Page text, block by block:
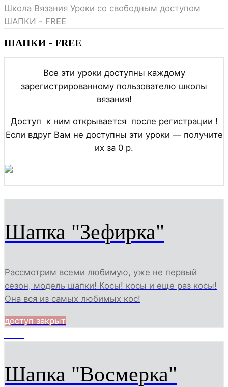
Школа Вязания Уроки со свободным доступом
ШАПКИ - FREE
ШАПКИ - FREE
Все эти уроки доступны каждому
зарегистрированному пользователю школы
вязания!
Доступ к ним открывается после регистрации !
Если вдруг Вам не доступны эти уроки — получите
их за 0 р.
Шапка "Зефирка"
Рассмотрим всеми любимую, уже не первый
сезон, модель шапки! Косы! косы и еще раз косы!
Она вся из самых любимых кос!
доступ закрыт
Шапка "Восмерка"